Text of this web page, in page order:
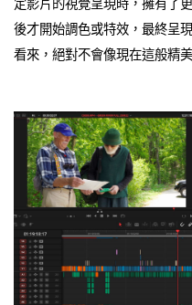
定影片的視覺呈現時，擁有了
後才開始調色或特效，最終呈
看來，絕對不會像現在這般精美